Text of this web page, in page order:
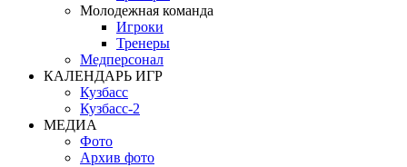
Молодежная команда
Игроки
Тренеры
Медперсонал
КАЛЕНДАРЬ ИГР
Кузбасс
Кузбасс-2
МЕДИА
Фото
Архив фото